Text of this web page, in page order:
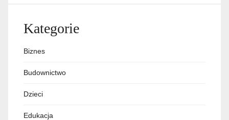
Kategorie
Biznes
Budownictwo
Dzieci
Edukacja